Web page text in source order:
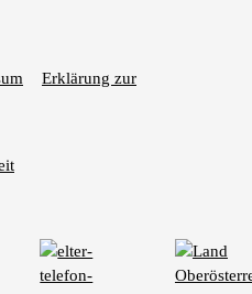
Erklärung zur